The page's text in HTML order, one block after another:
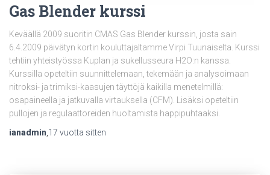
Gas Blender kurssi
Keväällä 2009 suoritin CMAS Gas Blender kurssin, josta sain
6.4.2009 päivätyn kortin kouluttajaltamme Virpi Tuunaiselta. Kurssi
tehtiin yhteistyössa Kuplan ja sukellusseura H2O:n kanssa.
Kurssilla opeteltiin suunnittelemaan, tekemään ja analysoimaan
nitroksi- ja trimiksi-kaasujen täyttöjä kaikilla menetelmillä:
osapaineella ja jatkuvalla virtauksella (CFM). Lisäksi opeteltiin
pullojen ja regulaattoreiden huoltamista happipuhtaaksi.
ianadmin 17 vuotta sitten